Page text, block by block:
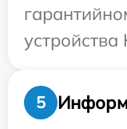
устройства
5